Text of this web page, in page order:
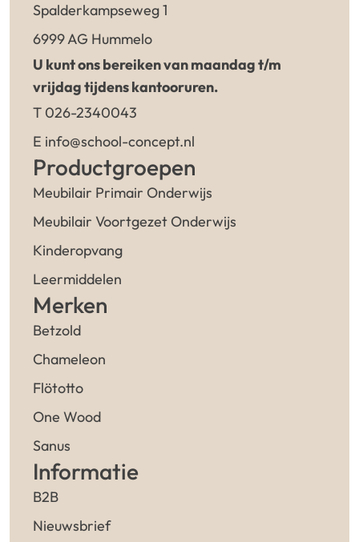
Spalderkampseweg 1
6999 AG Hummelo
U kunt ons bereiken van maandag t/m
vrijdag tijdens kantooruren.
T 026-2340043
E info@school-concept.nl
Productgroepen
Meubilair Primair Onderwijs
Meubilair Voortgezet Onderwijs
Kinderopvang
Leermiddelen
Merken
Betzold
Chameleon
Flötotto
One Wood
Sanus
Informatie
B2B
Nieuwsbrief